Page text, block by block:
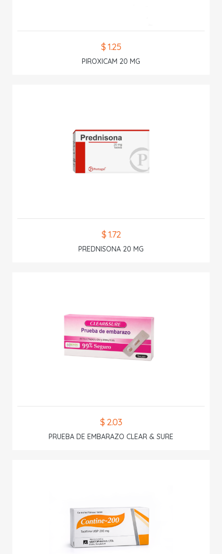
$ 1.25
PIROXICAM 20 MG
$ 1.72
PREDNISONA 20 MG
$ 2.03
PRUEBA DE EMBARAZO CLEAR & SURE